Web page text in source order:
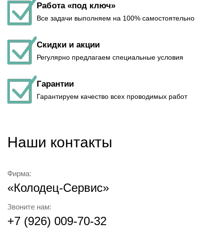
Работа «под ключ»
Все задачи выполняем на 100% самостоятельно
Скидки и акции
Регулярно предлагаем специальные условия
Гарантии
Гарантируем качество всех проводимых работ
Наши контакты
Фирма:
«Колодец-Сервис»
Звоните нам:
+7 (926) 009-70-32